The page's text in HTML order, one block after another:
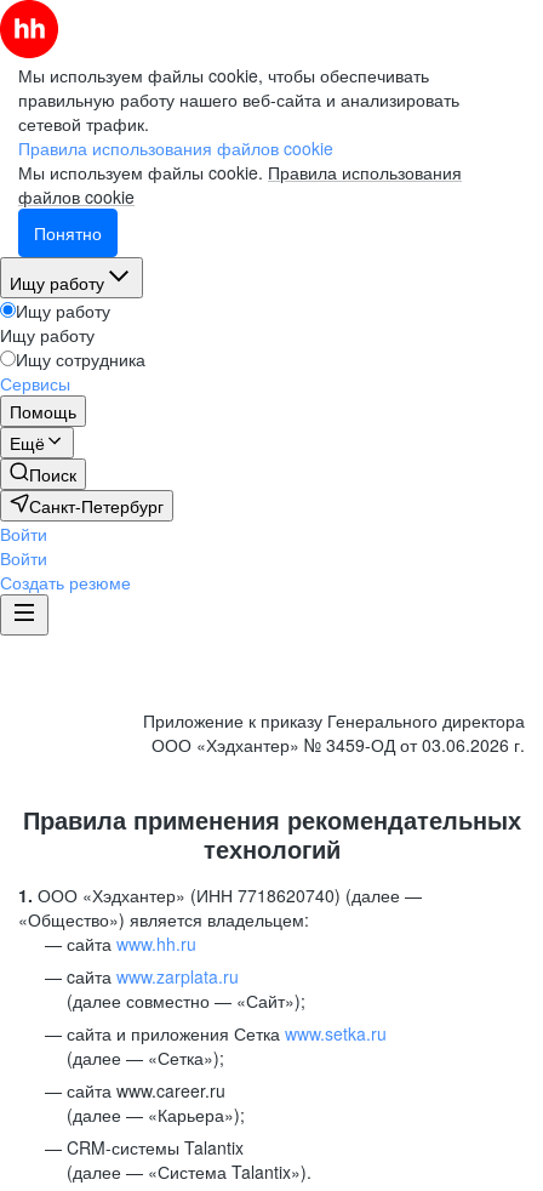
Мы используем файлы cookie, чтобы обеспечивать
правильную работу нашего веб-сайта и анализировать
сетевой трафик.
Правила использования файлов cookie
Мы используем файлы cookie. Правила использования
файлов cookie
Понятно
Ищу работу
Ищу работу
Ищу работу
Ищу сотрудника
Сервисы
Помощь
Ещё
Поиск
Санкт-Петербург
Войти
Войти
Создать резюме
Приложение к приказу Генерального директора
ООО «Хэдхантер» № 3459-ОД от 03.06.2026 г.
Правила применения рекомендательных
технологий
1. ООО «Хэдхантер» (ИНН 7718620740) (далее —
«Общество») является владельцем:
сайта www.hh.ru
cайта www.zarplata.ru
(далее совместно — «Сайт»);
сайта и приложения Сетка www.setka.ru
(далее — «Сетка»);
сайта www.career.ru
(далее — «Карьера»);
CRM-системы Talantix
(далее — «Система Talantix»).